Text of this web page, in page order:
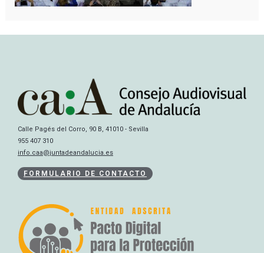
Calle Pagés del Corro, 90 B, 41010 - Sevilla
955 407 310
info.caa@juntadeandalucia.es
FORMULARIO DE CONTACTO